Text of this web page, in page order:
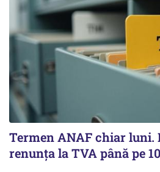
Termen ANAF chiar luni.
renunța la TVA până pe